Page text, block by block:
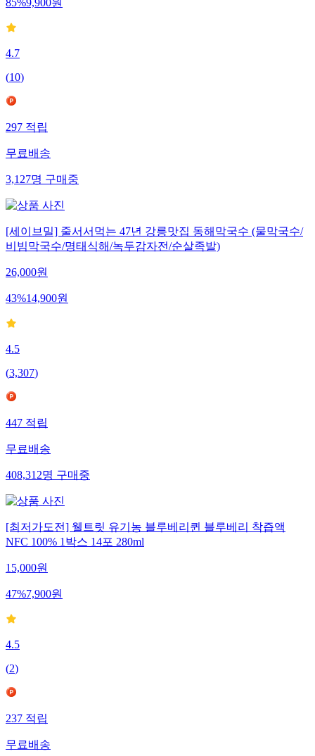
85%9,900원
4.7
(10)
297적립
무료배송
3,127명구매중
[세이브밀] 줄서서먹는 47년 강릉맛집 동해막국수 (물막국수/
비빔막국수/명태식해/녹두감자전/순살족발)
26,000원
43%14,900원
4.5
(3,307)
447적립
무료배송
408,312명구매중
[최저가도전] 웰트릿 유기농 블루베리퀸 블루베리 착즙액
NFC 100% 1박스 14포 280ml
15,000원
47%7,900원
4.5
(2)
237적립
무료배송